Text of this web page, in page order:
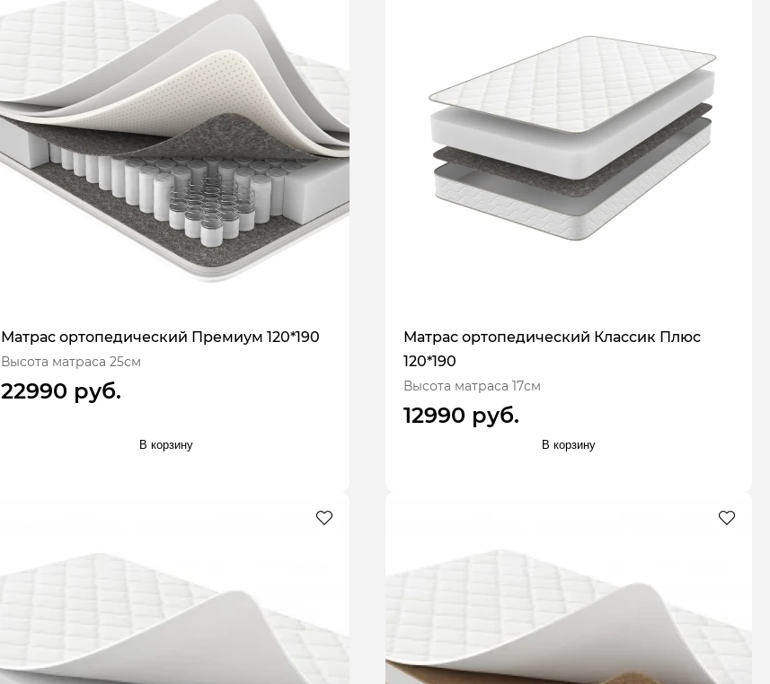
Матрас ортопедический Премиум 120*190
Высота матраса 25см
22990 руб.
В корзину
Матрас ортопедический Классик Плюс
120*190
Высота матраса 17см
12990 руб.
В корзину